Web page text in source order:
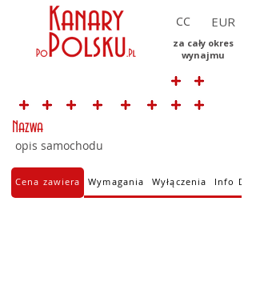
CC
za cały okres
wynajmu
Nazwa
opis samochodu
Cena zawiera Wymagania Wyłączenia Info